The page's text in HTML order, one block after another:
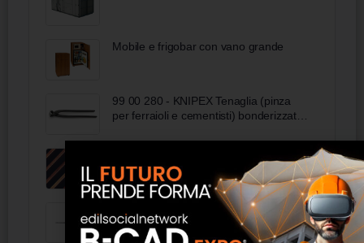
Mobile e frigobar con vano grande
99 00 280 - KNIPEX Tenaglia (pinza
per ferraioli e cementisti) bonderizzata
Termoz CN 8 - Torggler